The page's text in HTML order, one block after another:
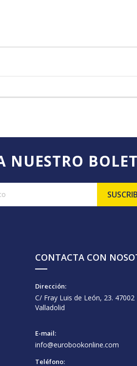
NUESTRO
CONTACTA CON
Dirección:
C/ Fray Luis de León, 23. 47002
Valladolid
E-mail:
info@eurobookonline.com
Teléfono: